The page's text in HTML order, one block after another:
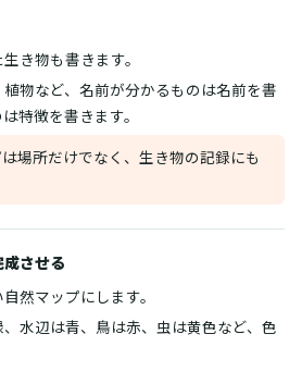
き物も書きます。
植物など、名前が分かるものは名前を書
特徴を書きます。
場所だけでなく、生き物の記録にも
させる
然マップにします。
水辺は青、鳥は赤、虫は黄色など、色